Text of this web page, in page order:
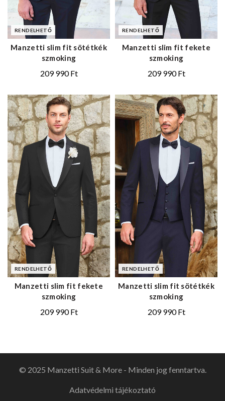
RENDELHETŐ
Manzetti slim fit sötétkék
szmoking
209 990Ft
RENDELHETŐ
Manzetti slim fit fekete
szmoking
209 990Ft
RENDELHETŐ
Manzetti slim fit fekete
szmoking
209 990Ft
RENDELHETŐ
Manzetti slim fit sötétkék
szmoking
209 990Ft
© 2025 Manzetti Suit & More - Minden jog fenntartva.
Adatvédelmi tájékoztató